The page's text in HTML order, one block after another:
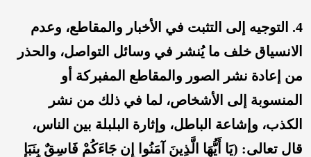
4. التوجيه إلى التثبت في الأخبار والمقاطع، وعدم
الانسياق خلف ما يُنشر في وسائل التواصل، والحذر
من إعادة نشر الصور والمقاطع المفبركة أو
المنسوبة إلى الأشخاص، لما في ذلك من نشر
الكذب، وإشاعة الباطل، وإثارة البلبلة بين الناس،
قال تعالى: (يَا أَيُّهَا الَّذِينَ آمَنُوا إِن جَاءَكُمْ فَاسِقٌ بِنَبَإٍ